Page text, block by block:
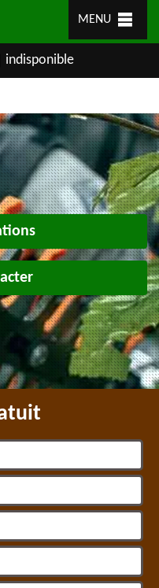
MENU
indisponible